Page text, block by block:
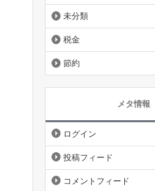
未分類
税金
節約
メタ情報
ログイン
投稿フィード
コメントフィード